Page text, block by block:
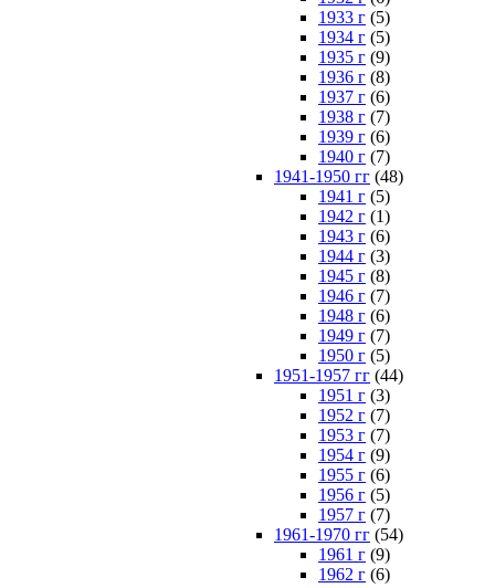
1933 г (5)
1934 г (5)
1935 г (9)
1936 г (8)
1937 г (6)
1938 г (7)
1939 г (6)
1940 г (7)
1941-1950 гг (48)
1941 г (5)
1942 г (1)
1943 г (6)
1944 г (3)
1945 г (8)
1946 г (7)
1948 г (6)
1949 г (7)
1950 г (5)
1951-1957 гг (44)
1951 г (3)
1952 г (7)
1953 г (7)
1954 г (9)
1955 г (6)
1956 г (5)
1957 г (7)
1961-1970 гг (54)
1961 г (9)
1962 г (6)